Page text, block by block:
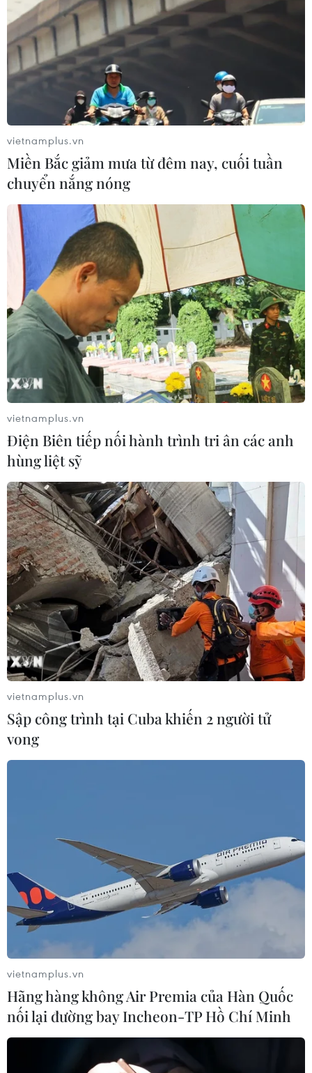
Ấn Độ củng cố vị thế nền kinh tế lớn tăng
trưởng nhanh bậc nhất thế giới
01/06/2024 02:18
GDP của Ấn Độ tăng trưởng 8,2% trong năm tài chính
2023 kết thúc vào tháng Ba vừa qua, vượt mức dự báo
7,6% trước đó của Chính phủ nước này.
vietnamplus.vn
Miền Bắc giảm mưa từ đêm nay, cuối tuần
chuyển nắng nóng
vietnamplus.vn
Điện Biên tiếp nối hành trình tri ân các anh
hùng liệt sỹ
vietnamplus.vn
Sập công trình tại Cuba khiến 2 người tử
vong
vietnamplus.vn
Hãng hàng không Air Premia của Hàn Quốc
nối lại đường bay Incheon-TP Hồ Chí Minh